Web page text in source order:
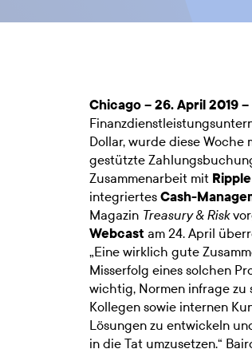
Chicago – 26. April 2019 –
Dollar, wurde diese Woche
gestützte
Zusammenarbeit mit
integriertes Cash-
Magazin Treasury & Risk
Webcast am 24. April
„Eine wirklich gute
Misserfolg eines solchen
wichtig, Normen infrage zu
Kollegen sowie internen
Lösungen zu entwickeln
in die Tat umzusetzen.“